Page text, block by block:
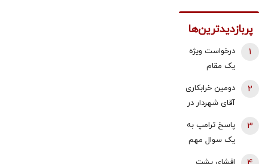
پربازدیدترین‌ها
درخواست ویژه
یک مقام
جوانان: اگر
تفاهم ایران و
آمریکارا برای
آینده ایران
1
دومین خرابکاری
آقای شهردار در
پس لرزه صدور
«ابلاغیه‌های
2
پاسخ ترامپ به
یک سوال مهم
3